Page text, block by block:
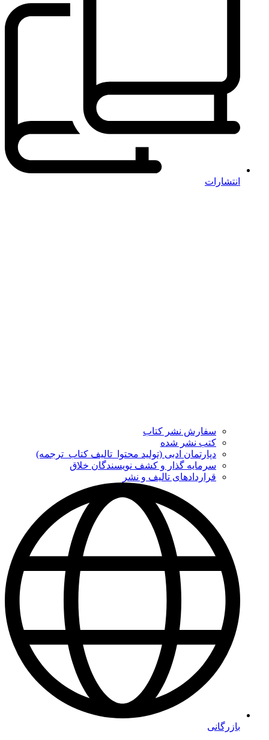
انتشارات
سفارش نشر کتاب
کتب نشر شده
دپارتمان ادبی (تولید محتوا_تالیف کتاب_ترجمه)
سرمایه گذار و کشف نویسندگان خلاق
قراردادهای تالیف و نشر
بازرگانی